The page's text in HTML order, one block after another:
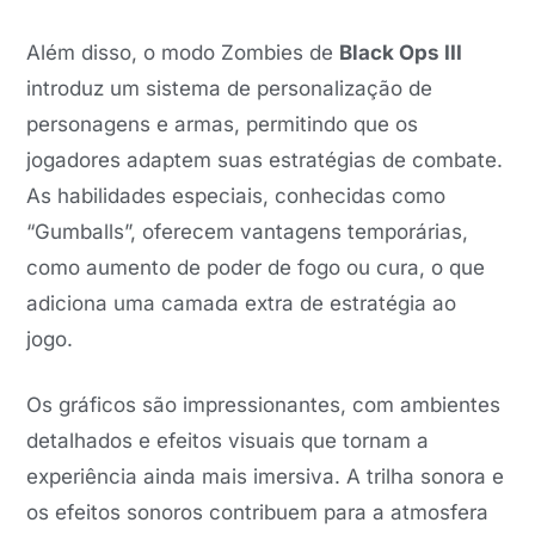
Além disso, o modo Zombies de Black Ops III
introduz um sistema de personalização de
personagens e armas, permitindo que os
jogadores adaptem suas estratégias de combate.
As habilidades especiais, conhecidas como
“Gumballs”, oferecem vantagens temporárias,
como aumento de poder de fogo ou cura, o que
adiciona uma camada extra de estratégia ao
jogo.
Os gráficos são impressionantes, com ambientes
detalhados e efeitos visuais que tornam a
experiência ainda mais imersiva. A trilha sonora e
os efeitos sonoros contribuem para a atmosfera